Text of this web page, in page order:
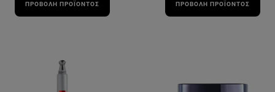
ΠΡΟΒΟΛΉ ΠΡΟΪΌΝΤΟΣ ΠΡΟΒΟΛΉ ΠΡΟΪΌΝΤΟΣ